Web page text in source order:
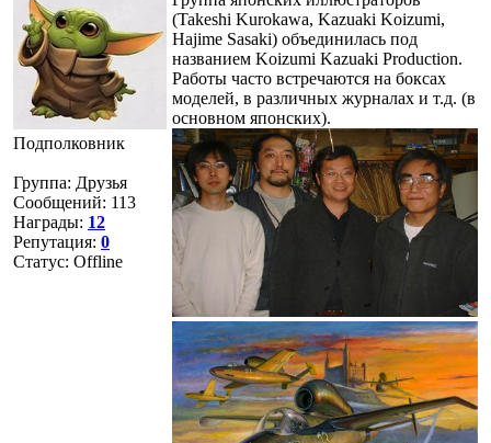
Подполковник
Группа: Друзья
Сообщений: 113
Награды: 12
Репутация: 0
Статус: Offline
(Takeshi Kurokawa, Kazuaki Koizumi,
Hajime Sasaki) объединилась под
названием Koizumi Kazuaki Production.
Работы часто встречаются на боксах
моделей, в различных журналах и т.д. (в
основном японских).